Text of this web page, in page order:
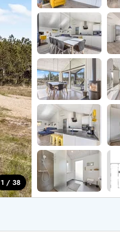
Ferienhäuser in
Ferienhäuser
Ferienhäuser
Ferienhäuser
Ferienhäuser
Ferienhäuser in
Ferienhäuser
Ferienhäuser
Ferienhäuser
1 / 38